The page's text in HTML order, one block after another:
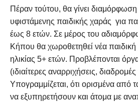
Πέραν τούτου, θα γίνει
υφιστάμενης παιδικής χαράς για
έως 8 ετών. Σε μέρος του
Κήπου θα χωροθετηθεί νέα παιδική
ηλικίας 5+ ετών. Προβλέπονται
(ιδιαίτερες αναρριχήσεις,
Υπογραμμίζεται, ότι ορισμένα από
να εξυπηρετήσουν και άτομα με